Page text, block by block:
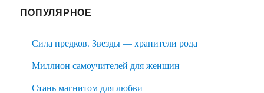
ПОПУЛЯРНОЕ
Сила предков. Звезды — хранители рода
Миллион самоучителей для женщин
Стань магнитом для любви